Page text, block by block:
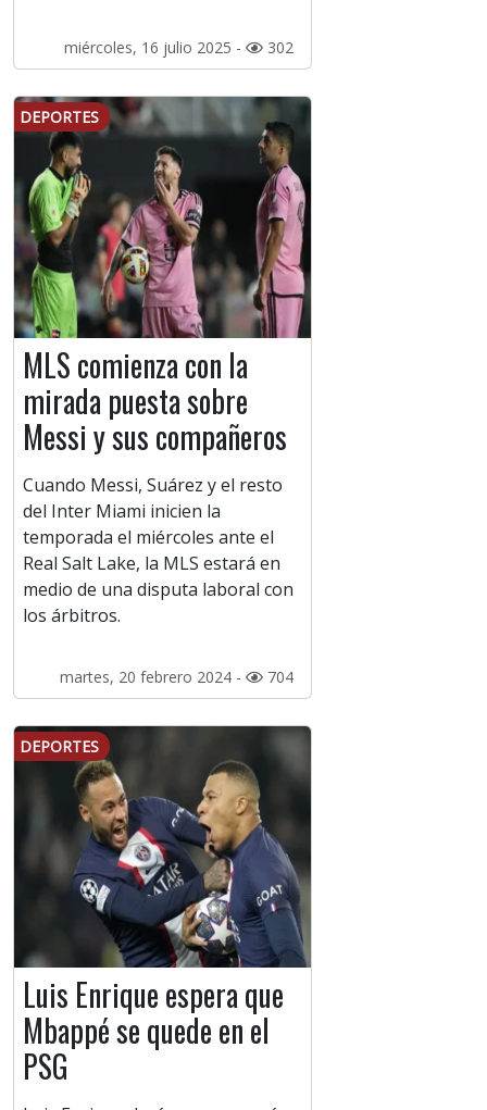
miércoles, 16 julio 2025 - 302
DEPORTES
MLS comienza con la
mirada puesta sobre
Messi y sus compañeros
Cuando Messi, Suárez y el resto
del Inter Miami inicien la
temporada el miércoles ante el
Real Salt Lake, la MLS estará en
medio de una disputa laboral con
los árbitros.
martes, 20 febrero 2024 - 704
DEPORTES
Luis Enrique espera que
Mbappé se quede en el
PSG